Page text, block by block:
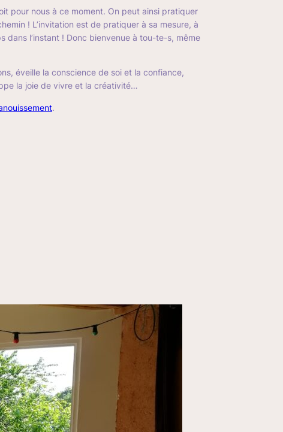
pour nous à ce moment. On peut ainsi pratiquer
! L’invitation est de pratiquer à sa mesure, à
dans l’instant ! Donc bienvenue à tou-te-s, même
éveille la conscience de soi et la confiance,
la joie de vivre et la créativité…
.